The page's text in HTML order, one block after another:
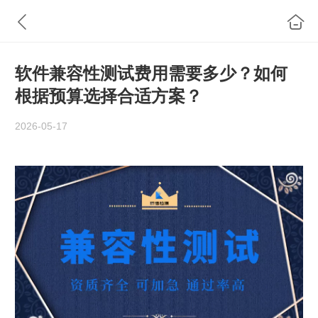
软件兼容性测试费用需要多少？如何
根据预算选择合适方案？
2026-05-17